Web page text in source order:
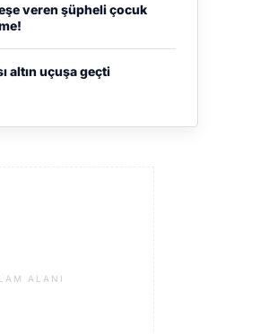
veren şüpheli çocuk
altın uçuşa geçti
ALANI